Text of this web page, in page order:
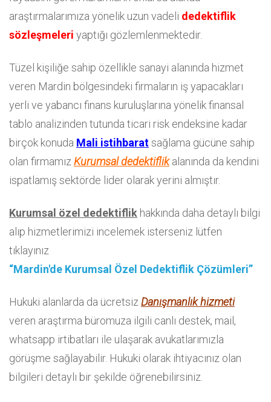
araştırmalarımıza yönelik uzun vadeli dedektiflik
sözleşmeleri yaptığı gözlemlenmektedir.
Tüzel kişiliğe sahip özellikle sanayi alanında hizmet
veren Mardin bölgesindeki firmaların iş yapacakları
yerli ve yabancı finans kuruluşlarına yönelik finansal
tablo analizinden tutunda ticari risk endeksine kadar
birçok konuda Mali istihbaratsağlama gücüne sahip
olan firmamızKurumsal dedektiflikalanında da kendini
ispatlamış sektörde lider olarak yerini almıştır.
Kurumsal özel dedektiflik hakkında daha detaylı bilgi
alıp hizmetlerimizi incelemek isterseniz lütfen
tıklayınız
“Mardin'de Kurumsal Özel Dedektiflik Çözümleri”
Hukuki alanlarda da ücretsizDanışmanlık hizmeti
veren araştırma büromuza ilgili canlı destek, mail,
whatsapp irtibatları ile ulaşarak avukatlarımızla
görüşme sağlayabilir. Hukuki olarak ihtiyacınız olan
bilgileri detaylı bir şekilde öğrenebilirsiniz.